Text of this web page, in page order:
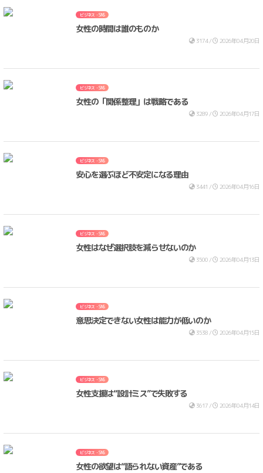
ビジネス・SNS
女性の時間は誰のものか
3174 / 2026年04月20日
ビジネス・SNS
女性の「関係整理」は戦略である
3289 / 2026年04月17日
ビジネス・SNS
安心を選ぶほど不安定になる理由
3441 / 2026年04月16日
ビジネス・SNS
女性はなぜ選択肢を減らせないのか
3500 / 2026年04月13日
ビジネス・SNS
意思決定できない女性は能力が低いのか
3538 / 2026年04月15日
ビジネス・SNS
女性支援は“設計ミス”で失敗する
3617 / 2026年04月14日
ビジネス・SNS
女性の欲望は“語られない資産”である